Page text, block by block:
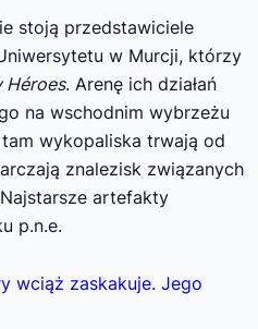
stoją przedstawiciele
w Murcji, którzy
Héroes. Arenę ich działań
na wschodnim wybrzeżu
wykopaliska trwają od
znalezisk związanych
artefakty
p.n.e.
wciąż zaskakuje. Jego